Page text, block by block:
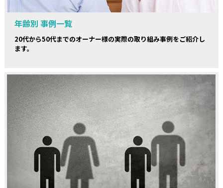
年齢別 事例一覧
20代から50代までのオーナー様の実際の取り組み事例をご紹介し
ます。